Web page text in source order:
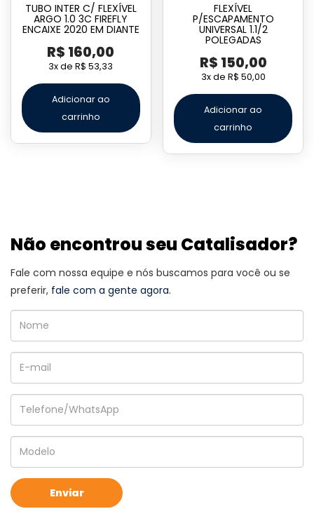
TUBO INTER C/ FLEXÍVEL
ARGO 1.0 3C FIREFLY
ENCAIXE 2020 EM DIANTE
R$ 160,00
3x deR$ 53,33
Adicionar ao
carrinho
FLEXÍVEL
P/ESCAPAMENTO
UNIVERSAL 1.1/2
POLEGADAS
R$ 150,00
3x de R$ 50,00
Adicionar ao
carrinho
Não encontrou seu Catalisador?
Fale com nossa equipe e nós buscamos para você ou se
preferir, fale com a gente agora.